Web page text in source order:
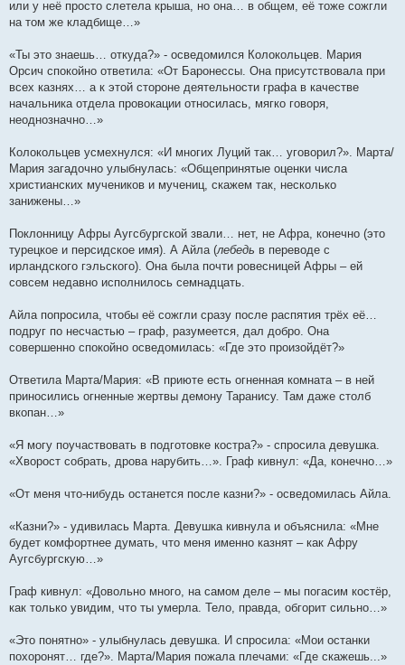
или у неё просто слетела крыша, но она… в общем, её тоже сожгли
на том же кладбище…»
«Ты это знаешь… откуда?» - осведомился Колокольцев. Мария
Орсич спокойно ответила: «От Баронессы. Она присутствовала при
всех казнях… а к этой стороне деятельности графа в качестве
начальника отдела провокации относилась, мягко говоря,
неоднозначно…»
Колокольцев усмехнулся: «И многих Луций так… уговорил?». Марта/
Мария загадочно улыбнулась: «Общепринятые оценки числа
христианских мучеников и мучениц, скажем так, несколько
занижены…»
Поклонницу Афры Аугсбургской звали… нет, не Афра, конечно (это
турецкое и персидское имя). А Айла (лебедь в переводе с
ирландского гэльского). Она была почти ровесницей Афры – ей
совсем недавно исполнилось семнадцать.
Айла попросила, чтобы её сожгли сразу после распятия трёх её…
подруг по несчастью – граф, разумеется, дал добро. Она
совершенно спокойно осведомилась: «Где это произойдёт?»
Ответила Марта/Мария: «В приюте есть огненная комната – в ней
приносились огненные жертвы демону Таранису. Там даже столб
вкопан…»
«Я могу поучаствовать в подготовке костра?» - спросила девушка.
«Хворост собрать, дрова нарубить…». Граф кивнул: «Да, конечно…»
«От меня что-нибудь останется после казни?» - осведомилась Айла.
«Казни?» - удивилась Марта. Девушка кивнула и объяснила: «Мне
будет комфортнее думать, что меня именно казнят – как Афру
Аугсбургскую…»
Граф кивнул: «Довольно много, на самом деле – мы погасим костёр,
как только увидим, что ты умерла. Тело, правда, обгорит сильно…»
«Это понятно» - улыбнулась девушка. И спросила: «Мои останки
похоронят… где?». Марта/Мария пожала плечами: «Где скажешь...»